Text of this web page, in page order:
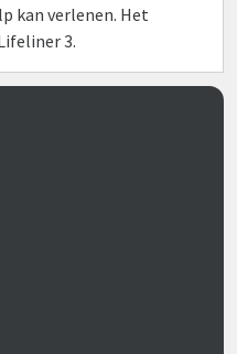
kan verlenen. Het
3.